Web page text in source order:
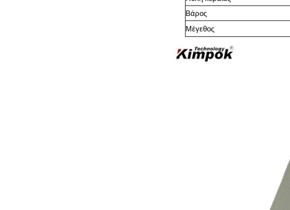
Βάρος
Μέγεθος